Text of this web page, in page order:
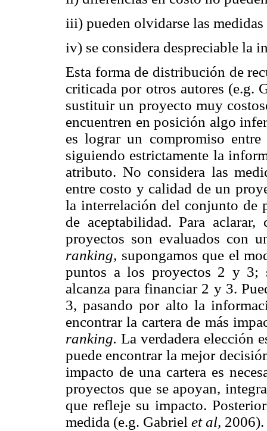
iii) pueden olvidarse las medidas
iv) se considera despreciable la
Esta forma de distribución de
criticada por otros autores (e.g.
sustituir un proyecto muy
encuentren en posición algo
es lograr un compromiso
siguiendo estrictamente la
atributo. No considera las
entre costo y calidad de un
la interrelación del conjunto de
de aceptabilidad. Para
proyectos son evaluados con
ranking, supongamos que el
puntos a los proyectos 2 y 3;
alcanza para financiar 2 y 3.
3, pasando por alto la
encontrar la cartera de más
ranking.La verdadera elección
puede encontrar la mejor
impacto de una cartera es
proyectos que se apoyan,
que refleje su impacto.
medida (e.g. Gabriel et al, 2006).